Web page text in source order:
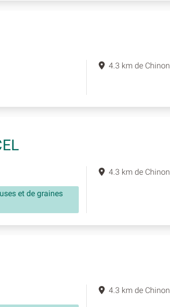
4.3 km de Chinon
et de graines
4.3 km de Chinon
4.3 km de Chinon